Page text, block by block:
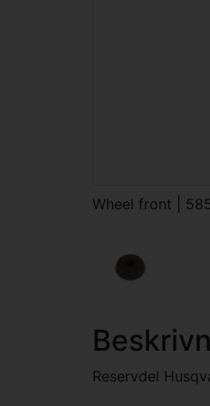
Wheel front |
Reservdel